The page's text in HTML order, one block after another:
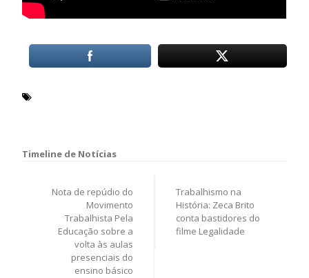
Nota de repúdio do
Movimento
Trabalhista Pela
Educação sobre a
volta às aulas
presenciais do
ensino básico
Trabalhismo na
História: Zeca Brito
conta bastidores do
filme Legalidade